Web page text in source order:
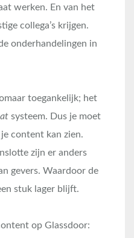
werken. En van het
collega’s krijgen.
onderhandelingen in
toegankelijk; het
systeem. Dus je moet
content kan zien.
zijn er anders
gevers. Waardoor de
stuk lager blijft.
op Glassdoor: